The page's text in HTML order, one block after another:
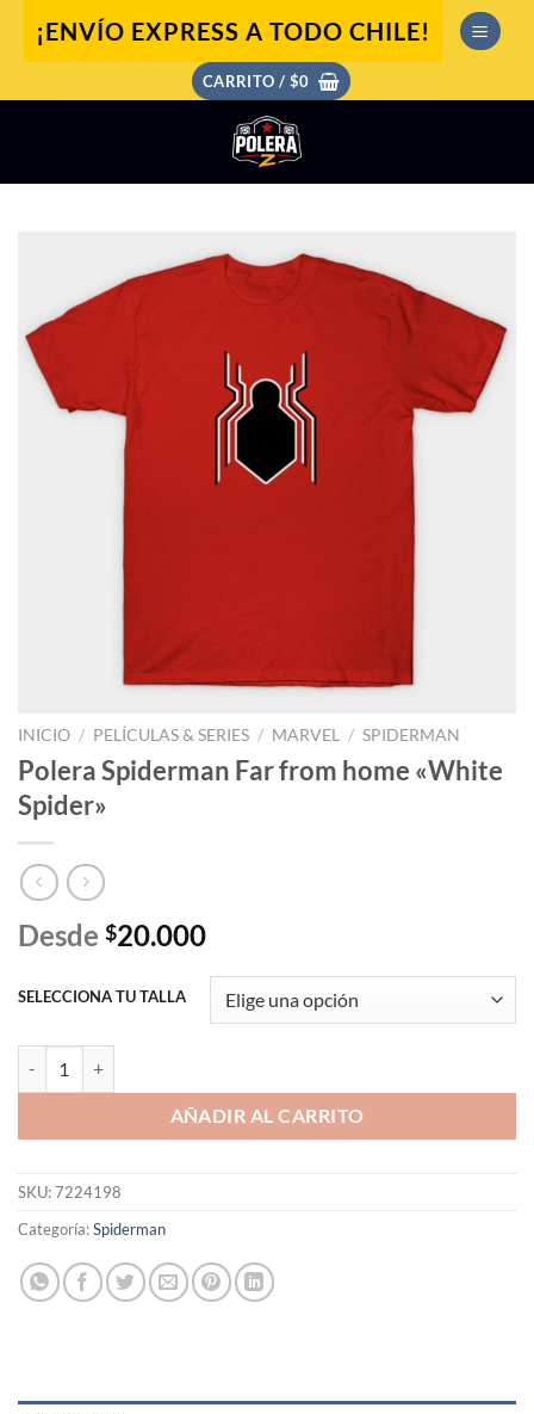
¡ENVÍO EXPRESS A TODO CHILE!
CARRITO / $0
INICIO / PELÍCULAS & SERIES / MARVEL / SPIDERMAN
Polera Spiderman Far from home «White
Spider»
Desde $20.000
SELECCIONA TU TALLA
AÑADIR AL CARRITO
SKU:7224198
Categoría:Spiderman